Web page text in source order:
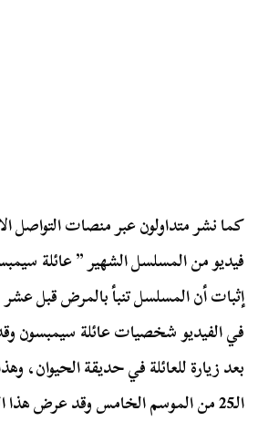
كما نشر متداولون عبر منصات التواصل
فيديو من المسلسل الشهير ” عائلة
إثبات أن المسلسل تنبأ بالمرض قبل
في الفيديو شخصيات عائلة سيمبسون
بعد زيارة للعائلة في حديقة الحيوان،
الـ25 من الموسم الخامس وقد عرض هذا